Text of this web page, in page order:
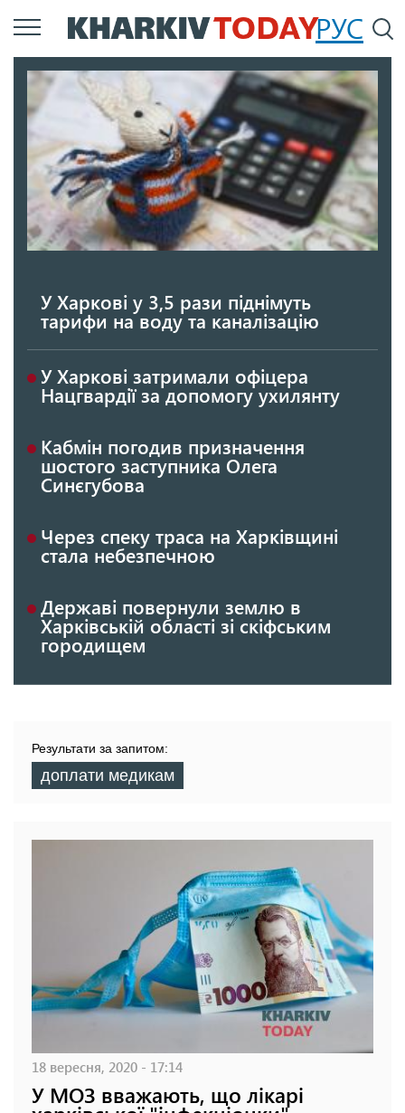
Перейти
до
вмісту
РУС
У Харкові у 3,5 рази піднімуть
тарифи на воду та каналізацію
У Харкові затримали офіцера
Нацгвардії за допомогу ухилянту
Кабмін погодив призначення
шостого заступника Олега
Синєгубова
Через спеку траса на Харківщині
стала небезпечною
Державі повернули землю в
Харківській області зі скіфським
городищем
Результати за запитом:
доплати медикам
18 вересня, 2020 - 17:14
У МОЗ вважають, що лікарі